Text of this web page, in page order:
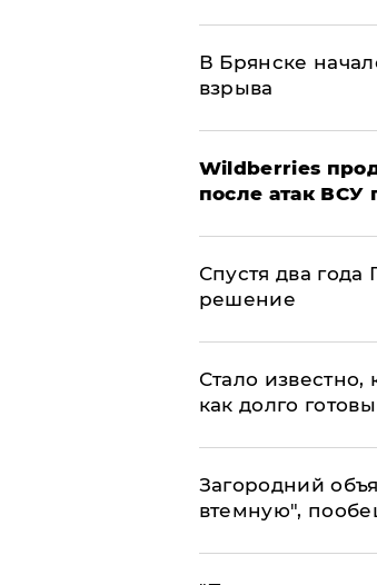
В Брянске
взрыва
​Wildberries
после атак ВСУ
Спустя два года
решение
Стало
как долго
Загородний
втемную",